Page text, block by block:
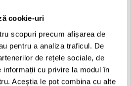
cookie-uri
scopuri precum afișarea de
pentru a analiza traficul. De
de rețele sociale, de
informații cu privire la modul în
Aceștia le pot combina cu alte